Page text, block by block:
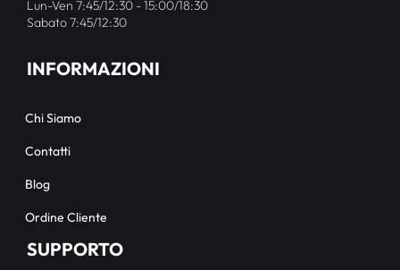
Lun-Ven 7:45/12:30 - 15:00/18:30
Sabato 7:45/12:30
INFORMAZIONI
Chi Siamo
Contatti
Blog
Ordine Cliente
SUPPORTO